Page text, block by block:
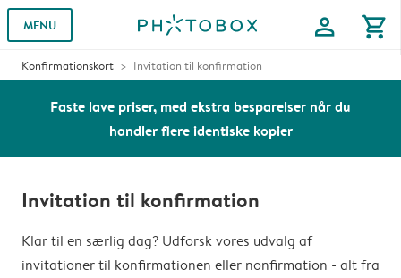
MENU profile shopping_cart
Konfirmationskort Invitation til konfirmation
Faste lave priser, med ekstra besparelser når du
handler flere identiske kopier
Invitation til konfirmation
Klar til en særlig dag? Udforsk vores udvalg af
invitationer til konfirmationen eller nonfirmation - alt fra